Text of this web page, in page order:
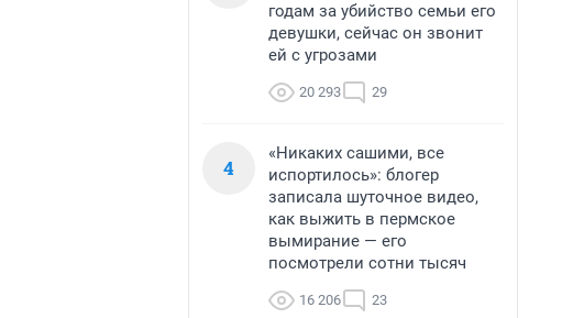
годам за убийство семьи его
девушки, сейчас он звонит
ей с угрозами
20 293 29
4
«Никаких сашими, все
испортилось»: блогер
записала шуточное видео,
как выжить в пермское
вымирание — его
посмотрели сотни тысяч
16 206 23